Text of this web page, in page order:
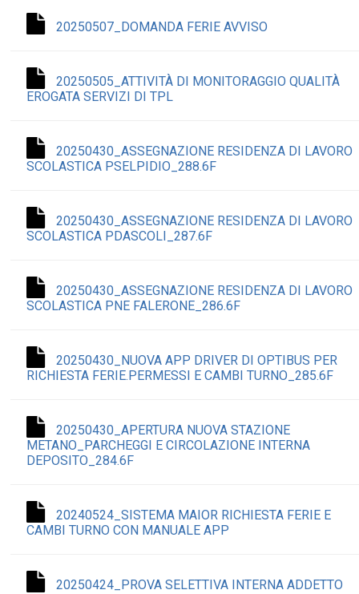
20250507_DOMANDA FERIE AVVISO
20250505_ATTIVITÀ DI MONITORAGGIO QUALITÀ
EROGATA SERVIZI DI TPL
20250430_ASSEGNAZIONE RESIDENZA DI LAVORO
SCOLASTICA PSELPIDIO_288.6F
20250430_ASSEGNAZIONE RESIDENZA DI LAVORO
SCOLASTICA PDASCOLI_287.6F
20250430_ASSEGNAZIONE RESIDENZA DI LAVORO
SCOLASTICA PNE FALERONE_286.6F
20250430_NUOVA APP DRIVER DI OPTIBUS PER
RICHIESTA FERIE.PERMESSI E CAMBI TURNO_285.6F
20250430_APERTURA NUOVA STAZIONE
METANO_PARCHEGGI E CIRCOLAZIONE INTERNA
DEPOSITO_284.6F
20240524_SISTEMA MAIOR RICHIESTA FERIE E
CAMBI TURNO CON MANUALE APP
20250424_PROVA SELETTIVA INTERNA ADDETTO